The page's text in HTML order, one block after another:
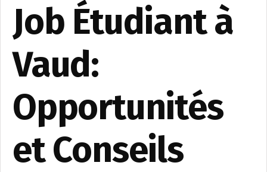
Job Étudiant à
Vaud:
Opportunités
et Conseils